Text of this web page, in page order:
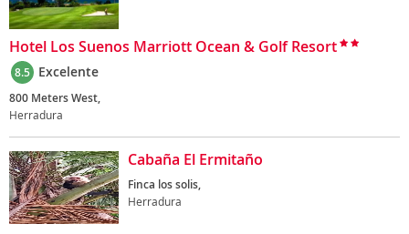
Hotel Los Suenos Marriott Ocean & Golf Resort
8.5 Excelente
800 Meters West,
Herradura
Cabaña El Ermitaño
Finca los solis,
Herradura